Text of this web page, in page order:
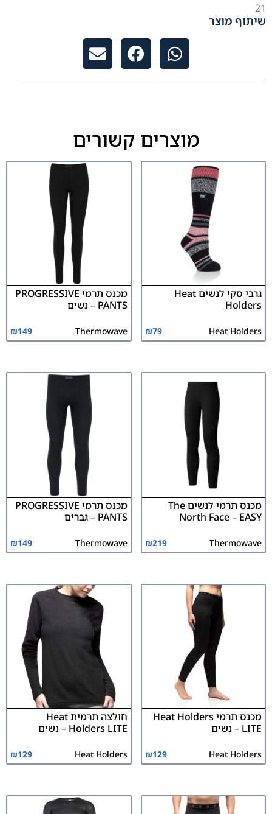
21
שיתוף מוצר
מוצרים קשורים
גרבי סקי לנשים Heat
Holders
Heat Holders
₪79
מכנס תרמי PROGRESSIVE
PANTS – נשים
Thermowave
₪149
מכנס תרמי לנשים The
North Face – EASY
Thermowave
₪219
מכנס תרמי PROGRESSIVE
PANTS – גברים
Thermowave
₪149
מכנס תרמי Heat Holders
LITE – נשים
Heat Holders
₪129
חולצה תרמית Heat
Holders LITE – נשים
Heat Holders
₪129